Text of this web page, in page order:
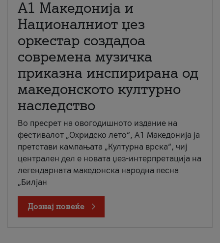
А1 Македонија и
Националниот џез
оркестар создадоа
современа музичка
приказна инспирирана од
македонското културно
наследство
Во пресрет на овогодишното издание на
фестивалот „Охридско лето“, А1 Македонија ја
претстави кампањата „Културна врска“, чиј
централен дел е новата џез-интерпретација на
легендарната македонска народна песна
„Билјан
Дознај повеќе